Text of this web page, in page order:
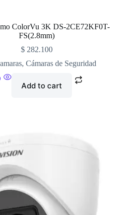
ColorVu 3K DS-2CE72KF0T-
FS(2.8mm)
$282.100
,Cámaras de Seguridad
Add to cart